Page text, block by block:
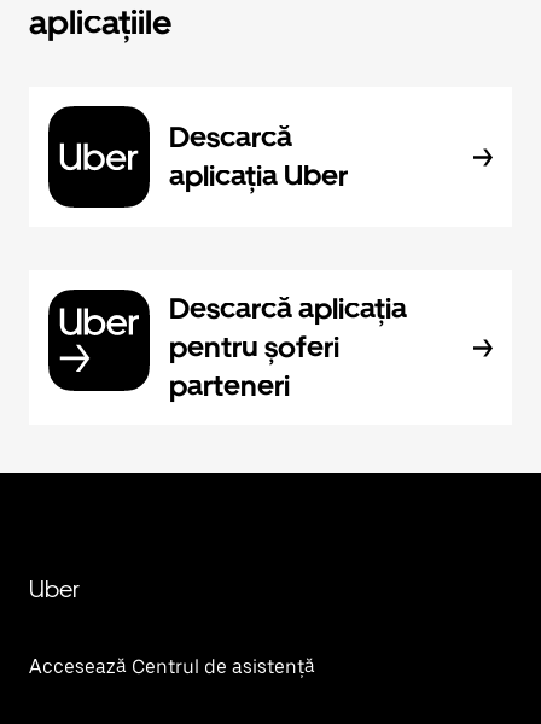
aplicațiile
Descarcă
aplicația Uber
Descarcă aplicația
pentru șoferi
parteneri
Uber
Accesează Centrul de asistență